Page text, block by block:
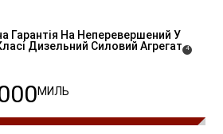
Гарантія На Неперевершений У
Дизельний СиловийАгрегат ( Disclosure
4)
МИЛЬ